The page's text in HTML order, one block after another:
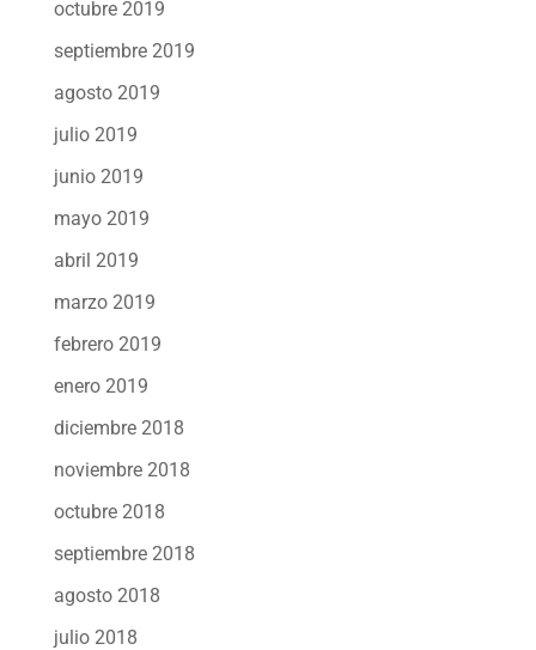
octubre 2019
septiembre 2019
agosto 2019
julio 2019
junio 2019
mayo 2019
abril 2019
marzo 2019
febrero 2019
enero 2019
diciembre 2018
noviembre 2018
octubre 2018
septiembre 2018
agosto 2018
julio 2018